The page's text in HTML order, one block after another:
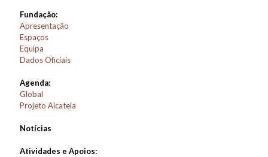
Fundação:
Apresentação
Espaços
Equipa
Dados Oficiais
Agenda:
Global
Projeto Alcateia
Notícias
Atividades e Apoios: